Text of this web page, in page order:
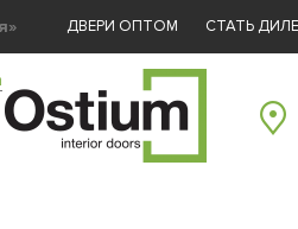
ДВЕРИ ОПТОМ СТАТЬ